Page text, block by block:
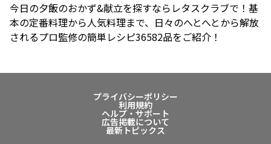
今日の夕飯のおかず&献立を探すならレタスクラブで！基
本の定番料理から人気料理まで、日々のへとへとから解放
されるプロ監修の簡単レシピ36582品をご紹介！
プライバシーポリシー
利用規約
ヘルプ・サポート
広告掲載について
最新トピックス